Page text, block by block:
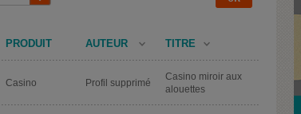
PRODUIT AUTEUR TITRE
Casino Profil supprimé
Casino miroir aux
alouettes